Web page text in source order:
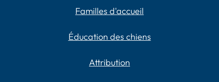
Familles d'accueil
Éducation des chiens
Attribution